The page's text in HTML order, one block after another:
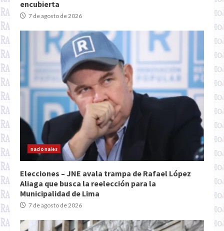
encubierta
7 de agosto de 2026
nacionales
Elecciones – JNE avala trampa de Rafael López
Aliaga que busca la reelección para la
Municipalidad de Lima
7 de agosto de 2026